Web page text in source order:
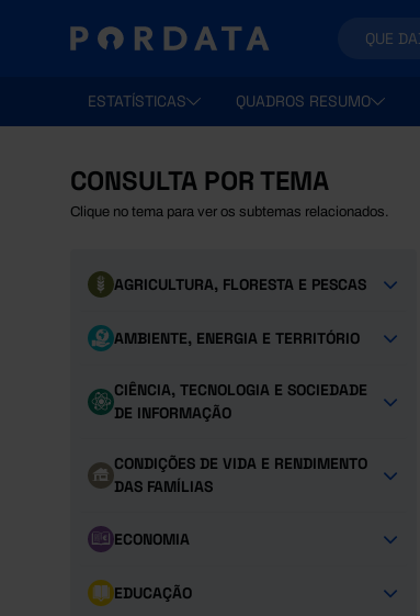
ESTATÍSTICAS QUADROS RESUMO
CONSULTA POR TEMA
Clique no tema para ver os subtemas relacionados.
AGRICULTURA, FLORESTA E PESCAS
AMBIENTE, ENERGIA E TERRITÓRIO
CIÊNCIA, TECNOLOGIA E SOCIEDADE
DE INFORMAÇÃO
CONDIÇÕES DE VIDA E RENDIMENTO
DAS FAMÍLIAS
ECONOMIA
EDUCAÇÃO